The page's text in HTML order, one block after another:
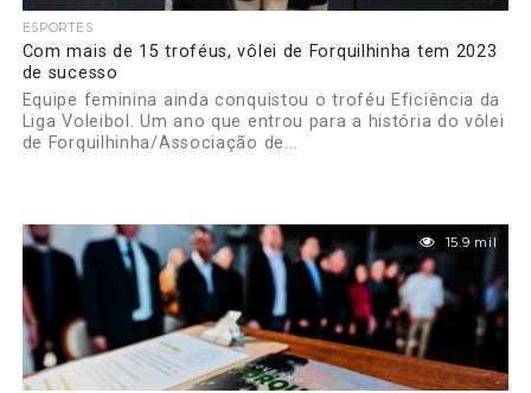
ESPORTES
Com mais de 15 troféus, vôlei de Forquilhinha tem 2023
de sucesso
Equipe feminina ainda conquistou o troféu Eficiência da
Liga Voleibol. Um ano que entrou para a história do vôlei
de Forquilhinha/Associação de...
15.9 mil